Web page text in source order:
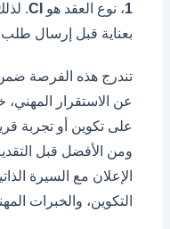
1، نوع العقد هو CI
.
بعناية قبل إرسال
تندرج هذه الفرصة
عن الاستقرار
على تكوين أو تجربة
ومن الأفضل قبل
الإعلان مع السيرة
التكوين، والخبرات